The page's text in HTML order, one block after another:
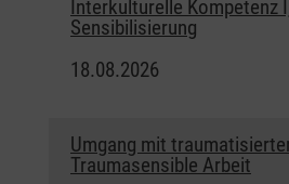
Interkulturelle Kompetenz
Sensibilisierung
18.08.2026
Umgang mit
Traumasensible Arbeit